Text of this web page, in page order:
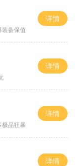
装备保值
详情
详情
极品狂暴
详情
详情